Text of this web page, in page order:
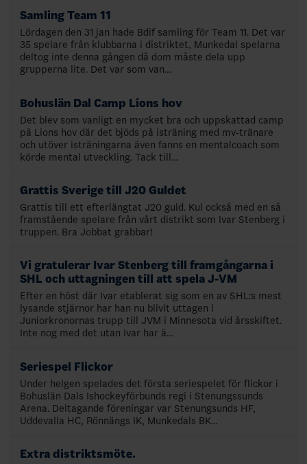
Samling Team 11
Lördagen den 31 jan hade Bdif samling för Team 11. Det var
35 spelare från klubbarna i distriktet, Munkedal spelarna
deltog inte denna gången då dom måste dela upp
grupperna lite. Det var som van…
Bohuslän Dal Camp Lions hov
Det blev som vanligt en mycket bra och uppskattad camp
på Lions hov där det bjöds på isträning med mv-tränare
och utöver isträningarna även fanns en mentalcoach som
körde mental utveckling. Tack till…
Grattis Sverige till J20 Guldet
Grattis till ett efterlängtat J20 guld. Kul också med en så
framstående spelare från vårt distrikt som Ivar Stenberg i
truppen. Bra Jobbat grabbar!
Vi gratulerar Ivar Stenberg till framgångarna i
SHL och uttagningen till att spela J-VM
Efter en höst där Ivar etablerat sig som en av SHL:s mest
lysande stjärnor har han nu blivit uttagen i
Juniorkronornas trupp till JVM i Minnesota vid årsskiftet.
Inte nog med det utan Ivar har ä…
Seriespel Flickor
Under helgen spelades det första seriespelet för flickor i
Bohuslän Dals Ishockeyförbunds regi i Stenungssunds
Arena. Deltagande föreningar var Stenungsunds HF,
Uddevalla HC, Rönnängs IK, Munkedals BK…
Extra distriktsmöte.